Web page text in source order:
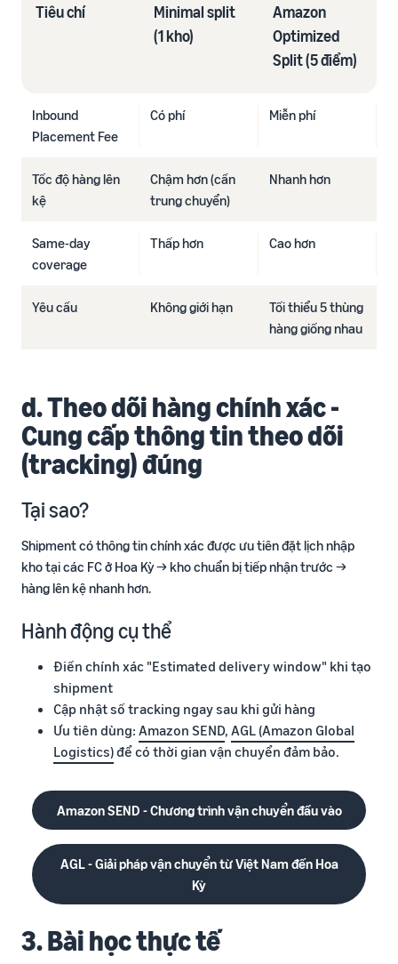
Tiêu chí
Minimal split
(1 kho)
Amazon
Optimized
Split (5 điểm)
Inbound
Placement Fee
Có phí Miễn phí
Tốc độ hàng lên
kệ
Chậm hơn (cần
trung chuyển)
Nhanh hơn
Same-day
coverage
Thấp hơn Cao hơn
Yêu cầu Không giới hạn
Tối thiểu 5 thùng
hàng giống nhau
d. Theo dõi hàng chính xác -
Cung cấp thông tin theo dõi
(tracking) đúng
Tại sao?
Shipment có thông tin chính xác được ưu tiên đặt lịch nhập
kho tại các FC ở Hoa Kỳ → kho chuẩn bị tiếp nhận trước →
hàng lên kệ nhanh hơn.
Hành động cụ thể
Điền chính xác "Estimated delivery window" khi tạo
shipment
Cập nhật số tracking ngay sau khi gửi hàng
Ưu tiên dùng: Amazon SEND, AGL (Amazon Global
Logistics)để có thời gian vận chuyển đảm bảo.
Amazon SEND - Chương trình vận chuyển đầu vào
AGL - Giải pháp vận chuyển từ Việt Nam đến Hoa
Kỳ
3. Bài học thực tế